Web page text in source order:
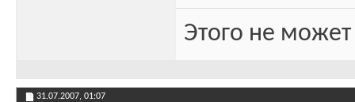
Этого не
31.07.2007, 01:07